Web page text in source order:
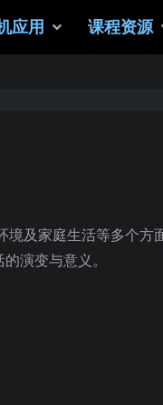
应用 课程资源
及家庭生活等多个
演变与意义。